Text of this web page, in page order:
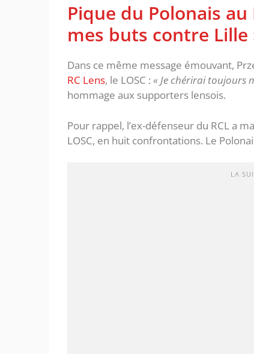
Pique du Polonais
mes buts contre Lille
Dans ce même message émouvant,
RC Lens, le LOSC : « Je chérirai toujours
hommage aux supporters lensois.
Pour rappel, l’ex-défenseur du RCL a
LOSC, en huit confrontations. Le
LA